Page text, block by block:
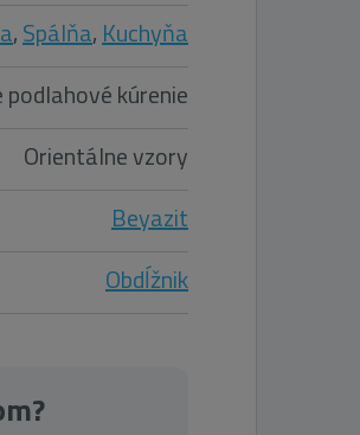
,Spálňa,Kuchyňa
podlahové kúrenie
Orientálne vzory
Beyazit
Obdĺžnik